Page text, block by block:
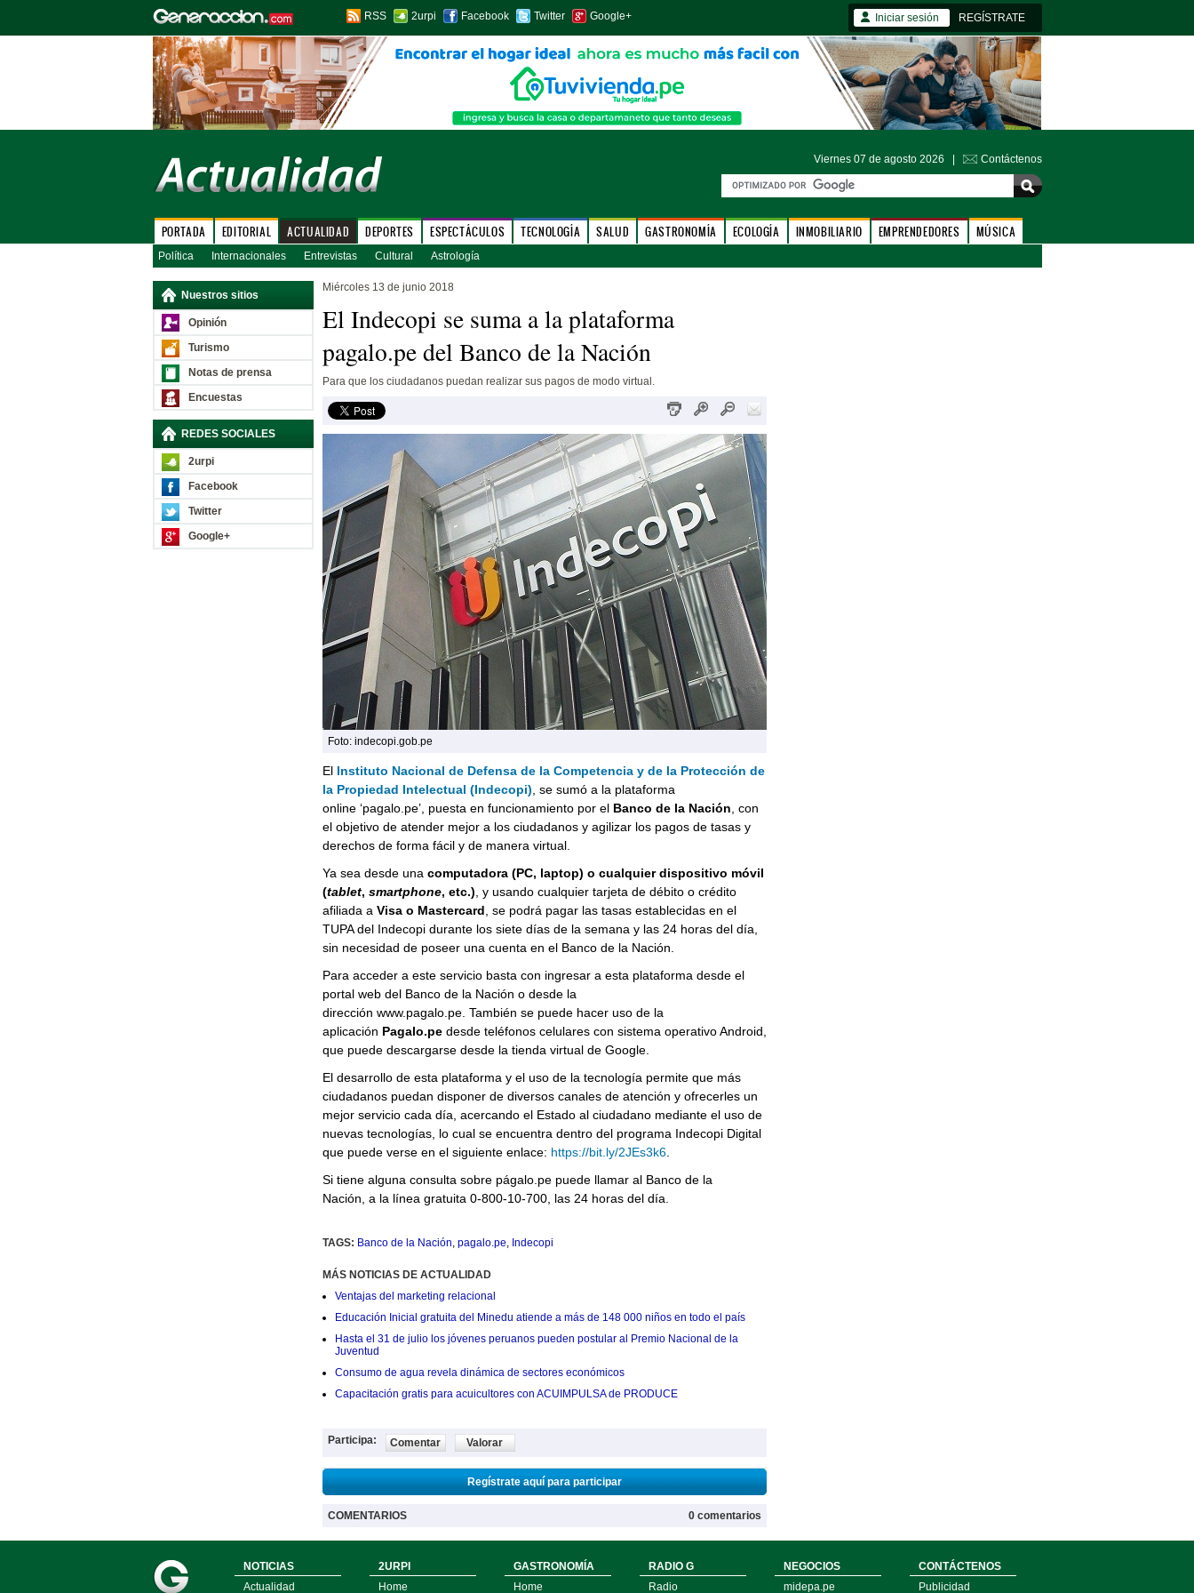
RSS 2urpi Facebook Twitter Google+ Iniciar sesión REGÍSTRATE
Viernes 07 de agosto 2026 | Contáctenos
PORTADA EDITORIAL ACTUALIDAD DEPORTES ESPECTÁCULOS TECNOLOGÍA SALUD GASTRONOMÍA ECOLOGÍA INMOBILIARIO EMPRENDEDORES MÚSICA
Política Internacionales Entrevistas Cultural Astrología
Nuestros sitios
Opinión
Turismo
Notas de prensa
Encuestas
REDES SOCIALES
2urpi
Facebook
Twitter
Google+
Miércoles 13 de junio 2018
El Indecopi se suma a la plataforma
pagalo.pe del Banco de la Nación
Para que los ciudadanos puedan realizar sus pagos de modo virtual.
Foto: indecopi.gob.pe
El Instituto Nacional de Defensa de la Competencia y de la Protección de
la Propiedad Intelectual (Indecopi) , se sumó a la plataforma
online ‘pagalo.pe’, puesta en funcionamiento por el Banco de la Nación , con
el objetivo de atender mejor a los ciudadanos y agilizar los pagos de tasas y
derechos de forma fácil y de manera virtual.
Ya sea desde una computadora (PC, laptop) o cualquier dispositivo móvil
(tablet, smartphone, etc.) , y usando cualquier tarjeta de débito o crédito
afiliada a Visa o Mastercard , se podrá pagar las tasas establecidas en el
TUPA del Indecopi durante los siete días de la semana y las 24 horas del día,
sin necesidad de poseer una cuenta en el Banco de la Nación.
Para acceder a este servicio basta con ingresar a esta plataforma desde el
portal web del Banco de la Nación o desde la
dirección www.pagalo.pe. También se puede hacer uso de la
aplicación Pagalo.pedesde teléfonos celulares con sistema operativo Android,
que puede descargarse desde la tienda virtual de Google.
El desarrollo de esta plataforma y el uso de la tecnología permite que más
ciudadanos puedan disponer de diversos canales de atención y ofrecerles un
mejor servicio cada día, acercando el Estado al ciudadano mediante el uso de
nuevas tecnologías, lo cual se encuentra dentro del programa Indecopi Digital
que puede verse en el siguiente enlace: https://bit.ly/2JEs3k6.
Si tiene alguna consulta sobre págalo.pe puede llamar al Banco de la
Nación, a la línea gratuita 0-800-10-700, las 24 horas del día.
TAGS: Banco de la Nación, pagalo.pe, Indecopi
MÁS NOTICIAS DE ACTUALIDAD
Ventajas del marketing relacional
Educación Inicial gratuita del Minedu atiende a más de 148 000 niños en todo el país
Hasta el 31 de julio los jóvenes peruanos pueden postular al Premio Nacional de la
Juventud
Consumo de agua revela dinámica de sectores económicos
Capacitación gratis para acuicultores con ACUIMPULSA de PRODUCE
Participa: Comentar Valorar
Regístrate aquí para participar
COMENTARIOS 0 comentarios
NOTICIAS
Actualidad
2URPI
Home
GASTRONOMÍA
Home
RADIO G
Radio
NEGOCIOS
midepa.pe
CONTÁCTENOS
Publicidad